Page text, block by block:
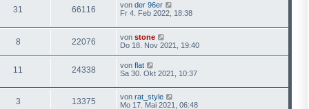
31 66116 von der 96er
Fr 4. Feb 2022, 18:38
8 22076 von stone
Do 18. Nov 2021, 19:40
11 24338 von flat
Sa 30. Okt 2021, 10:37
3 13375 von rat_style
Mo 17. Mai 2021, 06:48